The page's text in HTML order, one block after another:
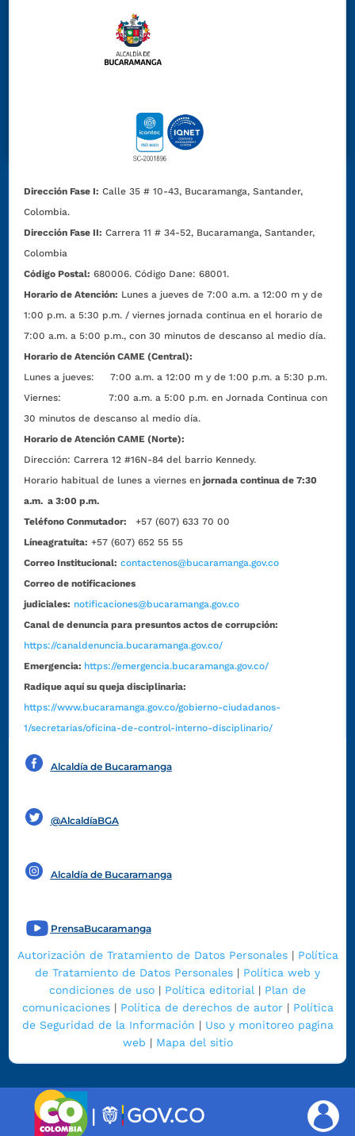
Dirección Fase I: Calle 35 # 10-43, Bucaramanga, Santander,
Colombia.
Dirección Fase II: Carrera 11 # 34-52, Bucaramanga, Santander,
Colombia
Código Postal: 680006. Código Dane: 68001.
Horario de Atención: Lunes a jueves de 7:00 a.m. a 12:00 m y de
1:00 p.m. a 5:30 p.m. / viernes jornada continua en el horario de
7:00 a.m. a 5:00 p.m., con 30 minutos de descanso al medio día.
Horario de Atención CAME (Central):
Lunes a jueves: 7:00 a.m. a 12:00 m y de 1:00 p.m. a 5:30 p.m.
Viernes: 7:00 a.m. a 5:00 p.m. en Jornada Continua con
30 minutos de descanso al medio día.
Horario de Atención CAME (Norte):
Dirección:Carrera 12 #16N-84 del barrio Kennedy.
Horario habitual de lunes a viernes en jornada continua de 7:30
a.m. a 3:00 p.m.
Teléfono Conmutador:
+57 (607) 633 70 00
Líneagratuita: +57 (607) 652 55 55
Correo Institucional: contactenos@bucaramanga.gov.co
Correo de notificaciones
judiciales: notificaciones@bucaramanga.gov.co
Canal de denuncia para presuntos actos de corrupción:
https://canaldenuncia.bucaramanga.gov.co/
Emergencia: https://emergencia.bucaramanga.gov.co/
Radique aquí su queja disciplinaria:
https://www.bucaramanga.gov.co/gobierno-ciudadanos-
1/secretarias/oficina-de-control-interno-disciplinario/
Alcaldía de Bucaramanga
@AlcaldíaBGA
Alcaldía de Bucaramanga
PrensaBucaramanga
Autorización de Tratamiento de Datos Personales| Política
de Tratamiento de Datos Personales | Política web y
condiciones de uso | Política editorial | Plan de
comunicaciones| Política de derechos de autor| Política
de Seguridad de la Información | Uso y monitoreo pagina
web | Mapa del sitio
|